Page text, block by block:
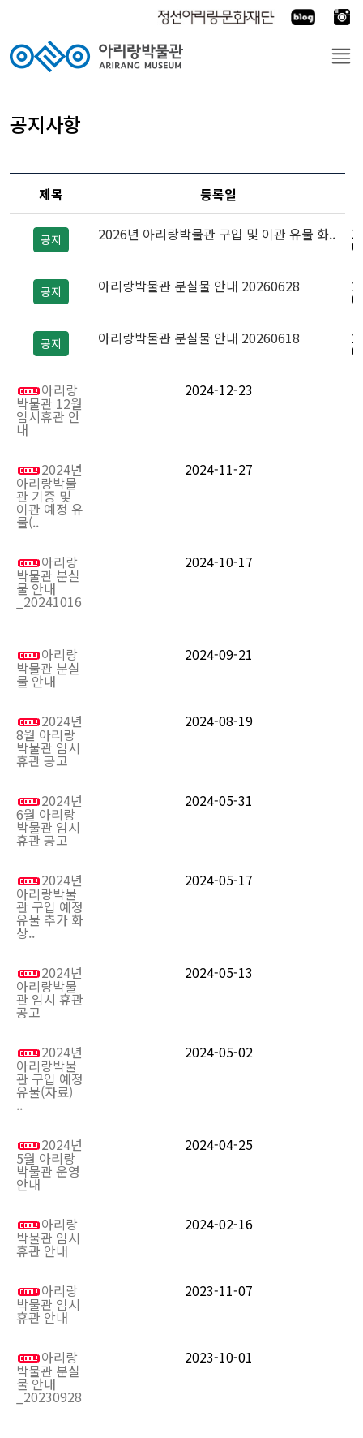
공지사항
제목 등록일
공지 2026년 아리랑박물관 구입 및 이관 유물 화..
공지 아리랑박물관 분실물 안내 20260628
공지 아리랑박물관 분실물 안내 20260618
아리랑
박물관 12월
임시휴관 안
내
2024-12-23
2024년
아리랑박물
관 기증 및
이관 예정 유
물(..
2024-11-27
아리랑
박물관 분실
물 안내
_20241016
2024-10-17
아리랑
박물관 분실
물 안내
2024-09-21
2024년
8월 아리랑
박물관 임시
휴관 공고
2024-08-19
2024년
6월 아리랑
박물관 임시
휴관 공고
2024-05-31
2024년
아리랑박물
관 구입 예정
유물 추가 화
상..
2024-05-17
2024년
아리랑박물
관 임시 휴관
공고
2024-05-13
2024년
아리랑박물
관 구입 예정
유물(자료)
..
2024-05-02
2024년
5월 아리랑
박물관 운영
안내
2024-04-25
아리랑
박물관 임시
휴관 안내
2024-02-16
아리랑
박물관 임시
휴관 안내
2023-11-07
아리랑
박물관 분실
물 안내
_20230928
2023-10-01